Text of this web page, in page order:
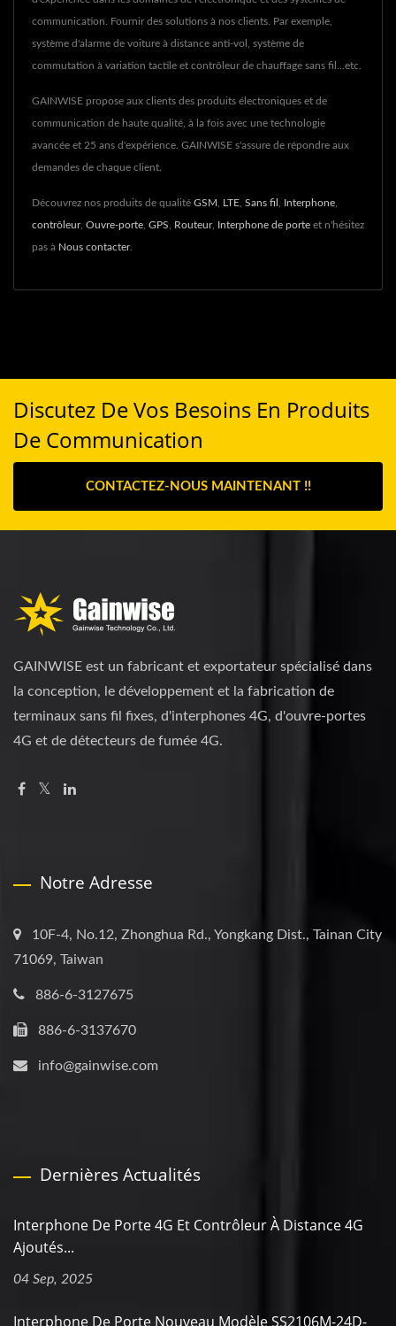
communication. Fournir des solutions à nos clients. Par exemple,
système d'alarme de voiture à distance anti-vol, système de
commutation à variation tactile et contrôleur de chauffage sans fil...etc.
GAINWISE propose aux clients des produits électroniques et de
communication de haute qualité, à la fois avec une technologie
avancée et 25 ans d'expérience. GAINWISE s'assure de répondre aux
demandes de chaque client.
Découvrez nos produits de qualité GSM LTE Sans fil Interphone
contrôleur, Ouvre-porte GPS Routeur, Interphone de porte et n'hésitez
pas à Nous contacter.
Discutez De Vos Besoins En Produits
De Communication
CONTACTEZ-NOUS MAINTENANT !!
GAINWISE est un fabricant et exportateur spécialisé dans
la conception, le développement et la fabrication de
terminaux sans fil fixes, d'interphones 4G, d'ouvre-portes
4G et de détecteurs de fumée 4G.
Notre Adresse
10F-4, No.12, Zhonghua Rd., Yongkang Dist., Tainan City
71069, Taiwan
886-6-3127675
886-6-3137670
info@gainwise.com
Dernières Actualités
Interphone De Porte 4G Et Contrôleur À Distance 4G
Ajoutés...
04 Sep, 2025
Interphone De Porte Nouveau Modèle SS2106M-24D-